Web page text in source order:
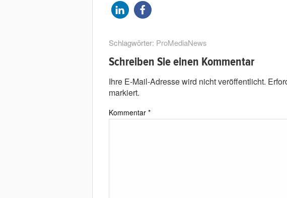
Schlagwörter: ProMediaNews
Schreiben Sie einen Kommentar
Ihre E-Mail-Adresse wird nicht veröffentlicht.
markiert.
Kommentar *